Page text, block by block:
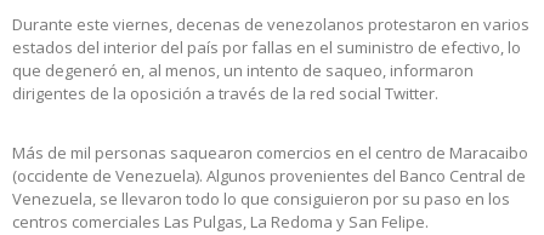
Durante este viernes, decenas de venezolanos protestaron en varios
estados del interior del país por fallas en el suministro de efectivo, lo
que degeneró en, al menos, un intento de saqueo, informaron
dirigentes de la oposición a través de la red social Twitter.
Más de mil personas saquearon comercios en el centro de Maracaibo
(occidente de Venezuela). Algunos provenientes del Banco Central de
Venezuela, se llevaron todo lo que consiguieron por su paso en los
centros comerciales Las Pulgas, La Redoma y San Felipe.